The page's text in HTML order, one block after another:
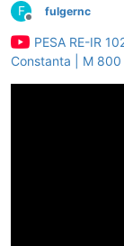
F
Deconectat
fulgernc
PESA RE-IR
Constanta | M